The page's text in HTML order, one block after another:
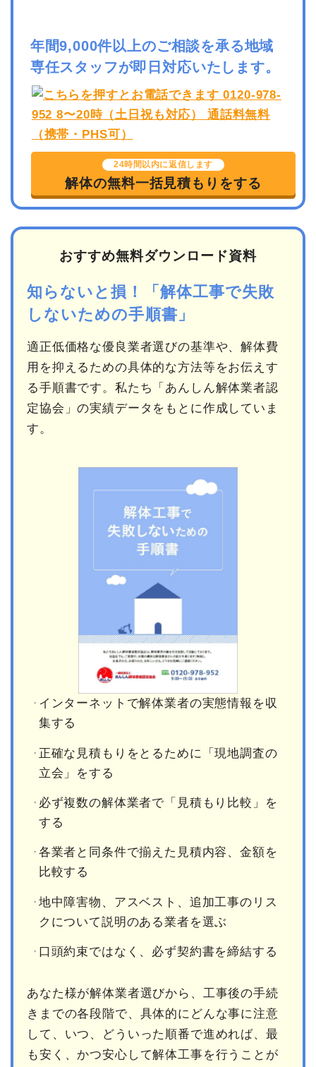
年間9,000件以上のご相談を承る地域
専任スタッフが即日対応いたします。
24時間以内に返信します
解体の無料一括見積もりをする
おすすめ無料ダウンロード資料
知らないと損！「解体工事で失敗
しないための手順書」
適正低価格な優良業者選びの基準や、解体費
用を抑えるための具体的な方法等をお伝えす
る手順書です。私たち「あんしん解体業者認
定協会」の実績データをもとに作成していま
す。
インターネットで解体業者の実態情報を収
集する
正確な見積もりをとるために「現地調査の
立会」をする
必ず複数の解体業者で「見積もり比較」を
する
各業者と同条件で揃えた見積内容、金額を
比較する
地中障害物、アスベスト、追加工事のリス
クについて説明のある業者を選ぶ
口頭約束ではなく、必ず契約書を締結する
あなた様が解体業者選びから、工事後の手続
きまでの各段階で、具体的にどんな事に注意
して、いつ、どういった順番で進めれば、最
も安く、かつ安心して解体工事を行うことが